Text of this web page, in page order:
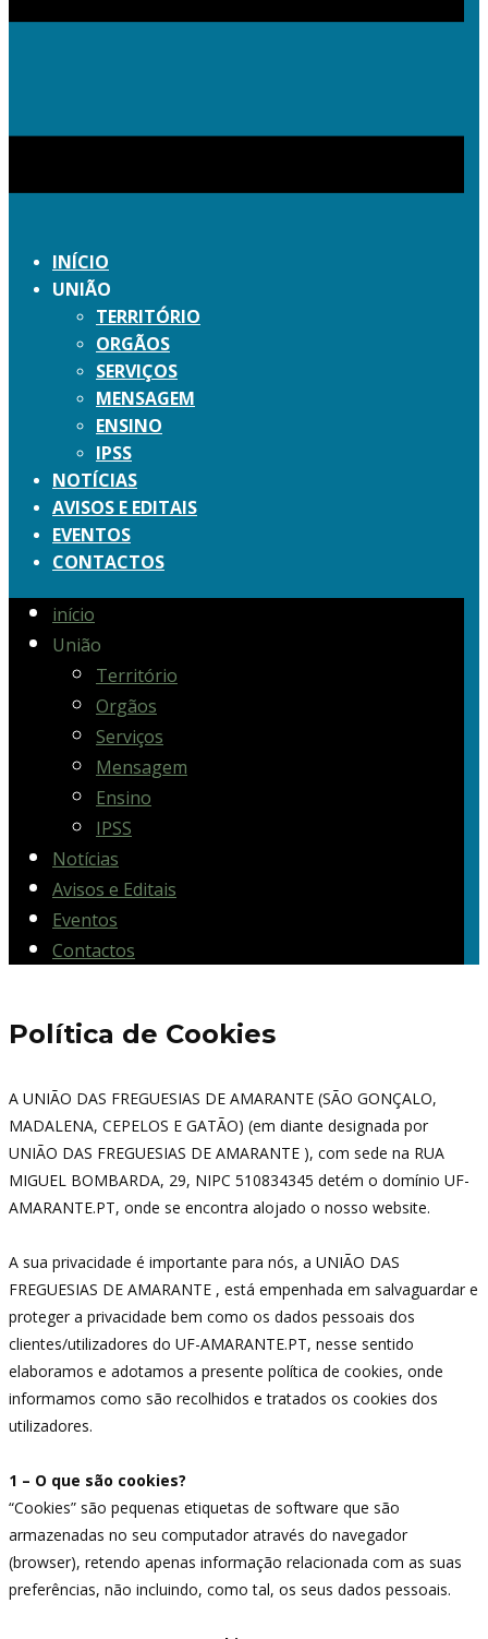
INÍCIO
UNIÃO
TERRITÓRIO
ORGÃOS
SERVIÇOS
MENSAGEM
ENSINO
IPSS
NOTÍCIAS
AVISOS E EDITAIS
EVENTOS
CONTACTOS
início
União
Território
Orgãos
Serviços
Mensagem
Ensino
IPSS
Notícias
Avisos e Editais
Eventos
Contactos
Política de Cookies
A UNIÃO DAS FREGUESIAS DE AMARANTE (SÃO GONÇALO,
MADALENA, CEPELOS E GATÃO) (em diante designada por
UNIÃO DAS FREGUESIAS DE AMARANTE ), com sede na RUA
MIGUEL BOMBARDA, 29, NIPC 510834345 detém o domínio UF-
AMARANTE.PT, onde se encontra alojado o nosso website.
A sua privacidade é importante para nós, a UNIÃO DAS
FREGUESIAS DE AMARANTE , está empenhada em salvaguardar e
proteger a privacidade bem como os dados pessoais dos
clientes/utilizadores do UF-AMARANTE.PT, nesse sentido
elaboramos e adotamos a presente política de cookies, onde
informamos como são recolhidos e tratados os cookies dos
utilizadores.
1 – O que são cookies?
“Cookies” são pequenas etiquetas de software que são
armazenadas no seu computador através do navegador
(browser), retendo apenas informação relacionada com as suas
preferências, não incluindo, como tal, os seus dados pessoais.